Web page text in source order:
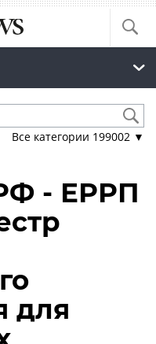
Все категории 199002 ▼
- ЕРРП
для